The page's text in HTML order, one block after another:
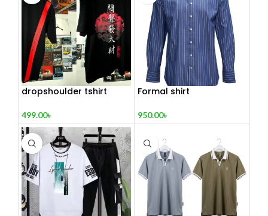
dropshoulder tshirt
499.00৳
Formal shirt
950.00৳